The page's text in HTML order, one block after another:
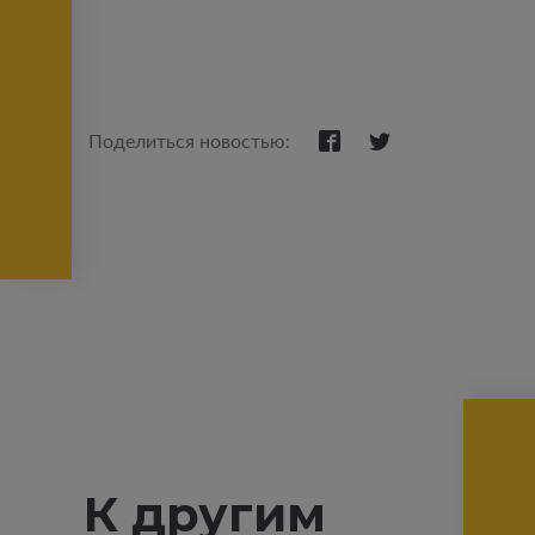
Поделиться новостью:
К другим